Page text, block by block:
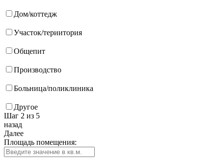
Дом/коттедж
Участок/териитория
Общепит
Производство
Больница/поликлиника
Другое
Шаг 2 из 5
назад
Далее
Площадь помещения: